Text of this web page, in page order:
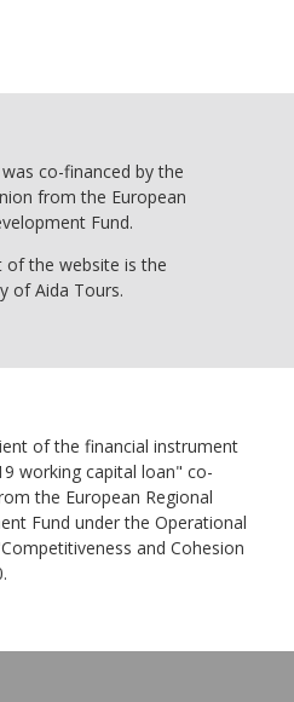
co-financed by the
from the European
Fund.
of the website is the
of Aida Tours.
of the financial instrument
working capital loan" co-
the European Regional
Fund under the Operational
and Cohesion